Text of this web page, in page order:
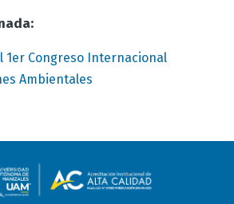
1er Congreso Internacional
Ambientales